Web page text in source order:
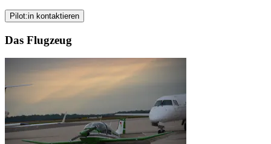
Pilot:in kontaktieren
Das Flugzeug